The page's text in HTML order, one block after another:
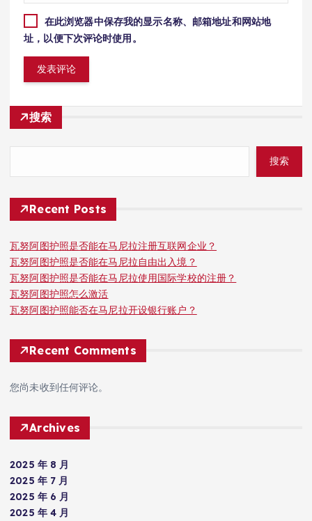
在此浏览器中保存我的显示名称、邮箱地址和网站地
址，以便下次评论时使用。
搜索
搜索
Recent Posts
瓦努阿图护照是否能在马尼拉注册互联网企业？
瓦努阿图护照是否能在马尼拉自由出入境？
瓦努阿图护照是否能在马尼拉使用国际学校的注册？
瓦努阿图护照怎么激活
瓦努阿图护照能否在马尼拉开设银行账户？
Recent Comments
您尚未收到任何评论。
Archives
2025 年 8 月
2025 年 7 月
2025 年 6 月
2025 年 4 月